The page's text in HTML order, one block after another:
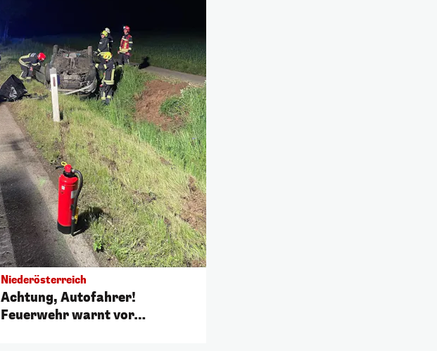
Niederösterreich
Achtung, Autofahrer!
Feuerwehr warnt vor